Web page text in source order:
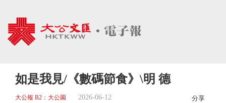
如是我見/《數碼節食》\明 德
大公報 B2：大公園 2026-06-12 分享